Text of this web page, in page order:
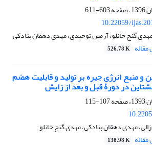
603-611
10.22059/
گنج خانلو، آرمین توحیدی، مهدی دهقان بنادکی
526.78 K
و منبع انرژی جیره بر تولید و قابلیت هضم
در دورۀ قبل و بعد از زایش
107-115
مهدی دهقان بنادکی، مهدی گنج خانلو
138.98 K